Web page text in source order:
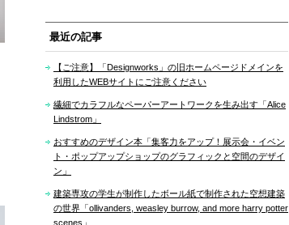
最近の記事
【ご注意】「Designworks」の旧ホームページドメインを
利用したWEBサイトにご注意ください
繊細でカラフルなペーパーアートワークを生み出す「Alice
Lindstrom」
おすすめのデザイン本「集客力をアップ！展示会・イベン
ト・ポップアップショップのグラフィックと空間のデザイ
ン」
建築専攻の学生が制作したボール紙で制作された空想建築
の世界「ollivanders, weasley burrow, and more harry potter
scenes」